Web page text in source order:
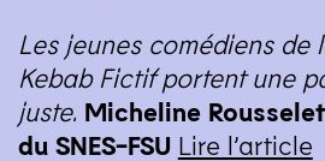
Les jeunes comédiens de
Kebab Fictif portent une
juste. Micheline
du SNES-FSU Lire l’article